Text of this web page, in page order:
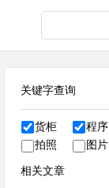
关键字查询
货柜 程序
拍照
图片
相关文章